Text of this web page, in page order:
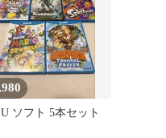
ソフト 5本セット